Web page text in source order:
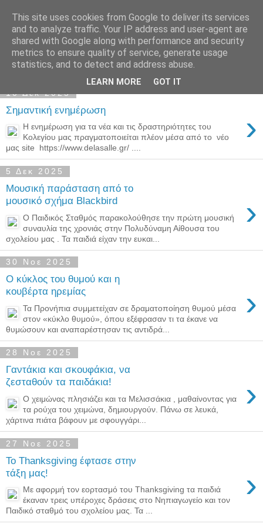
Παιδικός Σταθμός-
Νηπιαγωγείο "ΔΕΛΑΣΑΛ"
10 Δεκ 2025
Σημαντική ενημέρωση ›
Η ενημέρωση για τα νέα και τις δραστηριότητες του
Κολεγίου μας πραγματοποιείται πλέον μέσα από το νέο
μας site https://www.delasalle.gr/ ....
5 Δεκ 2025
Μουσική παράσταση από το
μουσικό σχήμα Blackbird
›
Ο Παιδικός Σταθμός παρακολούθησε την πρώτη μουσική
συναυλία της χρονιάς στην Πολυδύναμη Αίθουσα του
σχολείου μας . Τα παιδιά είχαν την ευκαι...
30 Νοε 2025
Ο κύκλος του θυμού και η
κουβέρτα ηρεμίας
›
Τα Προνήπια συμμετείχαν σε δραματοποίηση θυμού μέσα
στον «κύκλο θυμού», όπου εξέφρασαν τι τα έκανε να
θυμώσουν και αναπαρέστησαν τις αντιδρά...
28 Νοε 2025
Γαντάκια και σκουφάκια, να
ζεσταθούν τα παιδάκια!
›
Ο χειμώνας πλησιάζει και τα Μελισσάκια , μαθαίνοντας για
τα ρούχα του χειμώνα, δημιουργούν. Πάνω σε λευκά,
χάρτινα πιάτα βάφουν με σφουγγάρι...
27 Νοε 2025
Το Thanksgiving έφτασε στην
τάξη μας!
›
Με αφορμή τον εορτασμό του Thanksgiving τα παιδιά
έκαναν τρεις υπέροχες δράσεις στο Νηπιαγωγείο και τον
Παιδικό σταθμό του σχολείου μας. Τα ...
This site uses cookies from Google to deliver its services
and to analyze traffic. Your IP address and user-agent are
shared with Google along with performance and security
metrics to ensure quality of service, generate usage
statistics, and to detect and address abuse.
LEARN MORE GOT IT